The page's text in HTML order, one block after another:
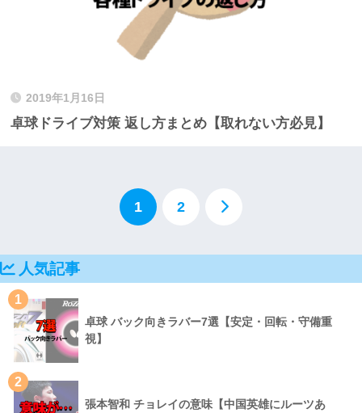
2019年1月16日
卓球ドライブ対策 返し方まとめ【取れない方必見】
1 2
人気記事
1
卓球 バック向きラバー7選【安定・回転・守備重
視】
2
張本智和 チョレイの意味【中国英雄にルーツあ